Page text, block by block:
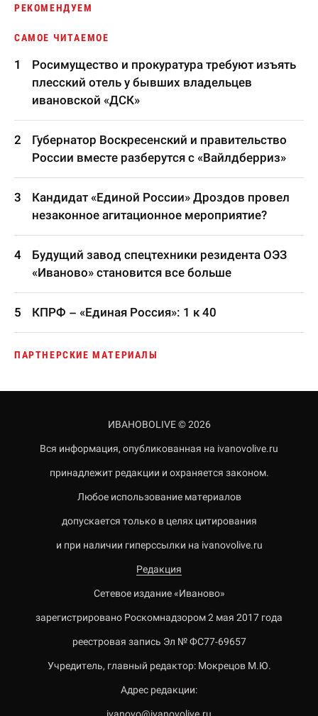
РЕКОМЕНДУЕМ
САМОЕ ЧИТАЕМОЕ
Росимущество и прокуратура требуют изъять
плесский отель у бывших владельцев
ивановской «ДСК»
Губернатор Воскресенский и правительство
России вместе разберутся с «Вайлдберриз»
Кандидат «Единой России» Дроздов провел
незаконное агитационное мероприятие?
Будущий завод спецтехники резидента ОЭЗ
«Иваново» становится все больше
КПРФ – «Единая Россия»: 1 к 40
ПАРТНЕРСКИЕ МАТЕРИАЛЫ
ИВАНОВОLIVE © 2026
Вся информация, опубликованная на ivanovolive.ru
принадлежит редакции и охраняется законом.
Любое использование материалов
допускается только в целях цитирования
и при наличии гиперссылки на ivanovolive.ru
Редакция
Сетевое издание «Иваново»
зарегистрировано Роскомнадзором 2 мая 2017 года
реестровая запись Эл № ФС77-69657
Учредитель, главный редактор: Мокрецов М.Ю.
Адрес редакции: